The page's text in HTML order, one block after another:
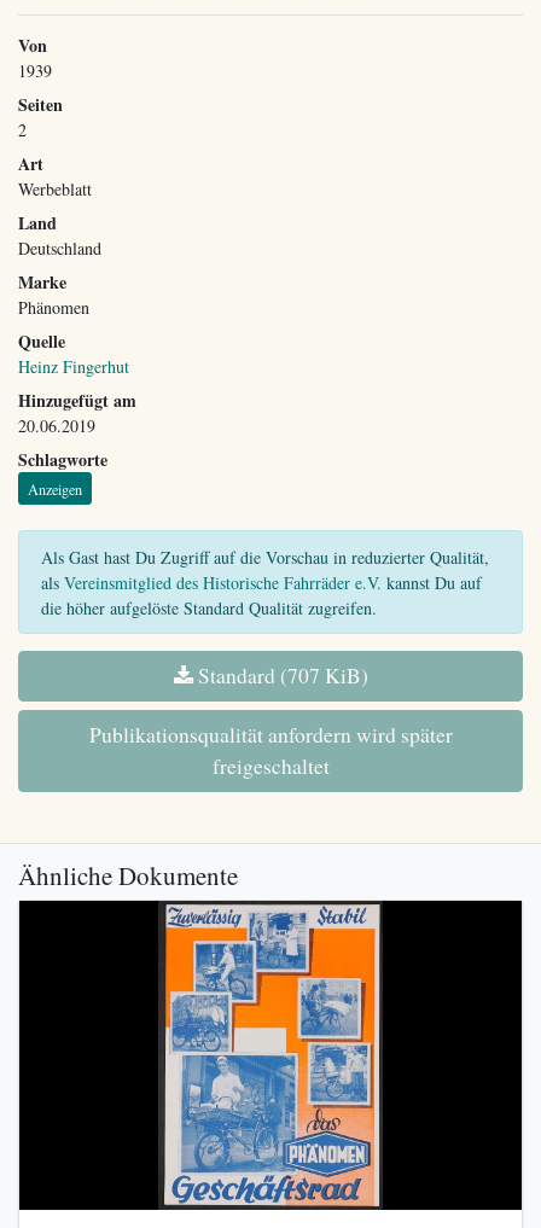
Von
1939
Seiten
2
Art
Werbeblatt
Land
Deutschland
Marke
Phänomen
Quelle
Heinz Fingerhut
Hinzugefügt am
20.06.2019
Schlagworte
Anzeigen
Als Gast hast Du Zugriff auf die Vorschau in reduzierter Qualität,
als Vereinsmitglied des Historische Fahrräder e.V. kannst Du auf
die höher aufgelöste Standard Qualität zugreifen.
Standard (707 KiB)
Publikationsqualität anfordern wird später
freigeschaltet
Ähnliche Dokumente